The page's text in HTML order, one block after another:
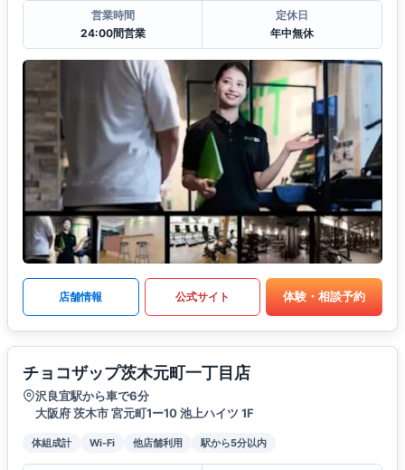
営業時間
24:00間営業
定休日
年中無休
店舗情報 公式サイト 体験・相談予約
チョコザップ茨木元町一丁目店
沢良宜駅から車で6分
大阪府 茨木市 宮元町1ー10 池上ハイツ 1F
体組成計 Wi-Fi 他店舗利用 駅から5分以内